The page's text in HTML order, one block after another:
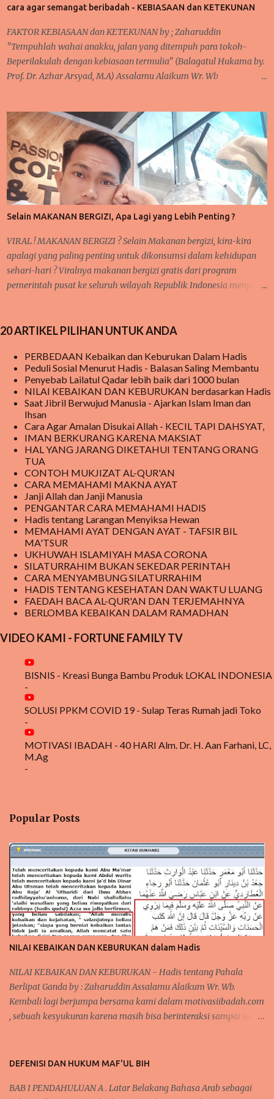
Allah, namun apakah semudah itu di katakan sudah bertaqwa ?
Dalam kehidupan sehari-hari, ada banyak momen yang bisa
diperhatikan saat sedang beraktifitas. Baik dalam hal ibadah
wajib, sunat, pekerjaan, rutinitas lainnya seperti urusa...
cara agar semangat beribadah - KEBIASAAN dan KETEKUNAN
FAKTOR KEBIASAAN dan KETEKUNAN by ; Zaharuddin
"Tempuhlah wahai anakku, jalan yang ditempuh para tokoh-
Beperilakulah dengan kebiasaan termulia" (Balagatul Hukama by.
Prof. Dr. Azhar Arsyad, M.A) Assalamu Alaikum Wr. Wb
kepaada junjungan Nabi besar kita Muhammad SAW sebagai
tauladan kita. Pembahasan sebelumnya tentang 'taubat dan
konsisten' dan saya mengatakan bahwa sangat berkaitan dengan
pembahasan selanjutnya. Nah, inilah yang kita bahas pada
pertemuan kali ini yakni KEBIASAAN dan KETEKUNAN.
Pernahkah anda mendengar pepatah 'ala bisa karena biasa'?
Suatu kegiatan akan mudah terlaksana dan diselesaikan, karena
proses kerjanya sudah biasa dilakukan sebelumnya. Seperti halnya
pelajaran matematika, fisika, kimia, serta pelajaran lainnya yang
membutu...
Selain MAKANAN BERGIZI, Apa Lagi yang Lebih Penting ?
VIRAL ! MAKANAN BERGIZI ? Selain Makanan bergizi, kira-kira
apalagi yang paling penting untuk dikonsumsi dalam kehidupan
sehari-hari ? Viralnya makanan bergizi gratis dari program
pemerintah pusat ke seluruh wilayah Republik Indonesia menjadi
warga. meski hingga saat ini, masih ada beberapa sekolah yang
mereka tetap penasaran menanti kedatangan makanan bergizi
gratis tersebut. Program Makanan Bergizi ini, pada awalnya
mendapat cemoohan publik karena beberapa kasus di beritakan
bahwa ada yang tidak beres pada makanan yang disediakan
sehingga sempat dilaporkan berdampak buruk bagi kesehatan
anak yang mengkomsumsinya. pada akhirnya di beritakan bahwa
orang yang memakannya menjadi jatuh sakit sehingga dikatakan
keracunan makanan dari makanan yang disalurkan dari MBG .
Meski demikian, MBG tetap berjal...
20 ARTIKEL PILIHAN UNTUK ANDA
PERBEDAAN Kebaikan dan Keburukan Dalam Hadis
Peduli Sosial Menurut Hadis - Balasan Saling Membantu
Penyebab Lailatul Qadar lebih baik dari 1000 bulan
NILAI KEBAIKAN DAN KEBURUKAN berdasarkan Hadis
Saat Jibril Berwujud Manusia - Ajarkan Islam Iman dan
Ihsan
Cara Agar Amalan Disukai Allah - KECIL TAPI DAHSYAT,
IMAN BERKURANG KARENA MAKSIAT
HAL YANG JARANG DIKETAHUI TENTANG ORANG
TUA
CONTOH MUKJIZAT AL-QUR'AN
CARA MEMAHAMI MAKNA AYAT
Janji Allah dan Janji Manusia
PENGANTAR CARA MEMAHAMI HADIS
Hadis tentang Larangan Menyiksa Hewan
MEMAHAMI AYAT DENGAN AYAT - TAFSIR BIL
MA'TSUR
UKHUWAH ISLAMIYAH MASA CORONA
SILATURRAHIM BUKAN SEKEDAR PERINTAH
CARA MENYAMBUNG SILATURRAHIM
HADIS TENTANG KESEHATAN DAN WAKTU LUANG
FAEDAH BACA AL-QUR'AN DAN TERJEMAHNYA
BERLOMBA KEBAIKAN DALAM RAMADHAN
VIDEO KAMI - FORTUNE FAMILY TV
BISNIS - Kreasi Bunga Bambu Produk LOKAL INDONESIA
-
SOLUSI PPKM COVID 19 - Sulap Teras Rumah jadi Toko
-
MOTIVASI IBADAH - 40 HARI Alm. Dr. H. Aan Farhani, LC,
M.Ag
-
Popular Posts
NILAI KEBAIKAN DAN KEBURUKAN dalam Hadis
NILAI KEBAIKAN DAN KEBURUKAN - Hadis tentang Pahala
Berlipat Ganda by : Zaharuddin Assalamu Alaikum Wr. Wb.
Kembali lagi berjumpa bersama kami dalam motivasiibadah.com
, sebuah kesyukuran karena masih bisa berinteraksi sampai saat
jalan kebaikan dan menjauhkan kita dari jalan keburukan.
mengenai konsistensi dalam beribadah, baik dari segi mengontrol
DEFENISI DAN HUKUM MAF'UL BIH
BAB I PENDAHULUAN A . Latar Belakang Bahasa Arab sebagai